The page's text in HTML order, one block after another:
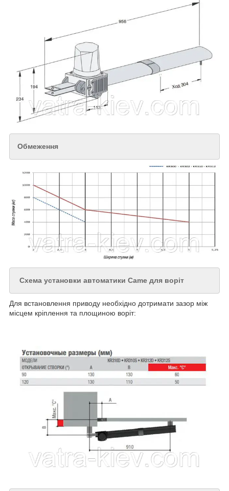
Обмеження
Схема установки автоматики Came для воріт
Для встановлення приводу необхідно дотримати зазор між
місцем кріплення та площиною воріт: